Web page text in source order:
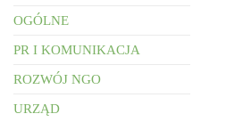
OGÓLNE
PR I KOMUNIKACJA
ROZWÓJ NGO
URZĄD